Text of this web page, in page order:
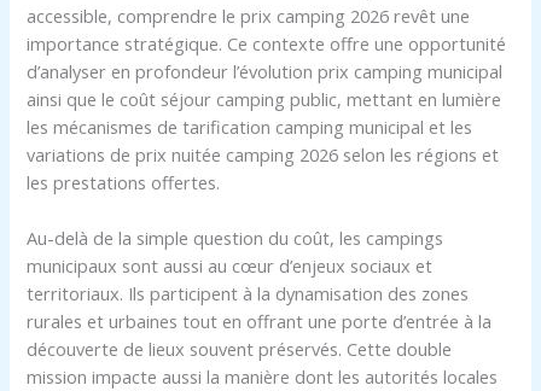
accessible, comprendre le prix camping 2026 revêt une
importance stratégique. Ce contexte offre une opportunité
d’analyser en profondeur l’évolution prix camping municipal
ainsi que le coût séjour camping public, mettant en lumière
les mécanismes de tarification camping municipal et les
variations de prix nuitée camping 2026 selon les régions et
les prestations offertes.
Au-delà de la simple question du coût, les campings
municipaux sont aussi au cœur d’enjeux sociaux et
territoriaux. Ils participent à la dynamisation des zones
rurales et urbaines tout en offrant une porte d’entrée à la
découverte de lieux souvent préservés. Cette double
mission impacte aussi la manière dont les autorités locales